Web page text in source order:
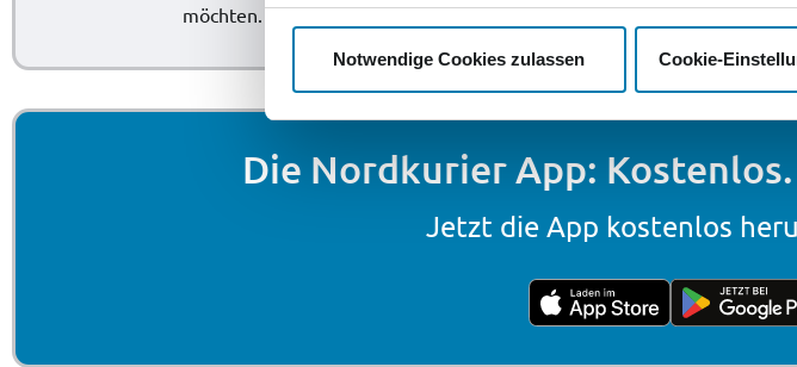
Notwendige Cookies zulassen Cookie-
möchten.
jeder Situation.
Die Nordkurier App:
Jetzt die App kostenlos